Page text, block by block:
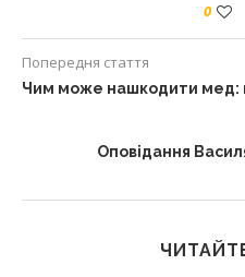
0
Попередня стаття
Чим може нашкодити мед:
Оповідання